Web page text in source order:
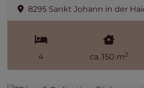
8295 Sankt Johann in der
4 ca. 150 m2